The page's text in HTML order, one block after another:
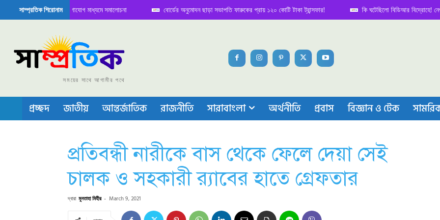
সাম্প্রতিক শিরোনাম
নিয়ে সামাজিক যোগাযোগ মাধ্যমে সমালোচনা বোর্ডের অনুমোদন ছাড়া সভাপতি ফারুকের প্রায় ১২০ কোটি টাকা ট্রান্সফার! কি ঘটেছিলো বিডিআর বিদ্রোহে! নেপথ্য কাহিনি
বা চীপ তৈরিতে নিজের শক্ত অবস্থান জানান দিচ্ছে চীন
সময়ের সাথে আগামীর পথে
প্রচ্ছদ জাতীয় আন্তর্জাতিক রাজনীতি সারাবাংলা অর্থনীতি প্রবাস বিজ্ঞান ও টেক
প্রতিবন্ধী নারীকে বাস থেকে ফেলে দেয়া সেই
চালক ও সহকারী র‍্যাবের হাতে গ্রেফতার
দ্বারা মুনতাহা মিহীর - March 9, 2021